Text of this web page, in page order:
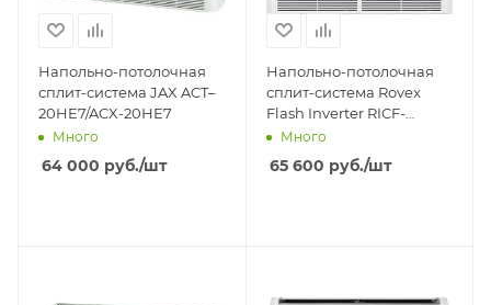
Напольно-потолочная
сплит-система JAX ACT–
20HE7/ACX-20НE7
Много
64 000 руб./шт
Напольно-потолочная
сплит-система Rovex
Flash Inverter RICF-
24HR1/CICU-24HR1
Много
65 600 руб./шт